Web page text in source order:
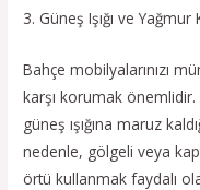
3. Güneş Işığı ve Yağmur
Bahçe mobilyalarınızı
karşı korumak önemlidir.
güneş ışığına maruz
nedenle, gölgeli veya
örtü kullanmak faydalı